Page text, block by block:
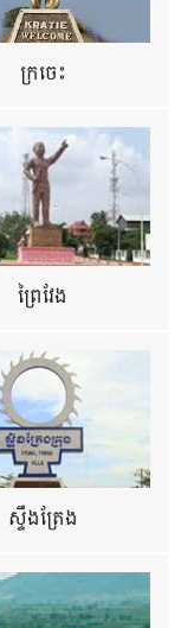
ក្រចេះ
ព្រៃវែង
ស្ទឹងត្រែង